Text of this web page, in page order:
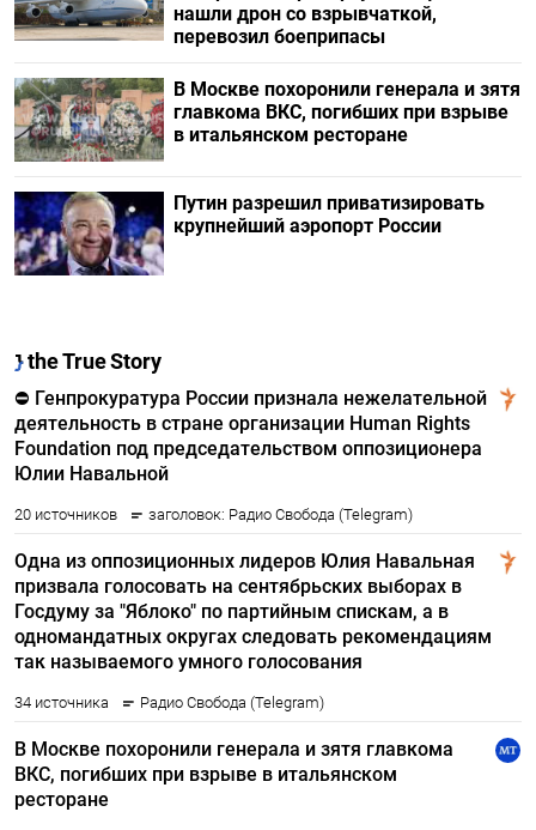
нашли дрон со взрывчаткой,
перевозил боеприпасы
В Москве похоронили генерала и зятя
главкома ВКС, погибших при взрыве
в итальянском ресторане
Путин разрешил приватизировать
крупнейший аэропорт России